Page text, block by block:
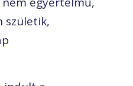
születik,